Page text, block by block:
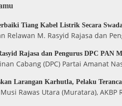
Tiang Kabel Listrik Secara
Relawan M. Rasyid Rajasa dan
Rajasa dan Pengurus DPC PAN
Cabang (DPC) Partai Amanat
Larangan Karhutla, Pelaku
Rawas Utara (Muratara),